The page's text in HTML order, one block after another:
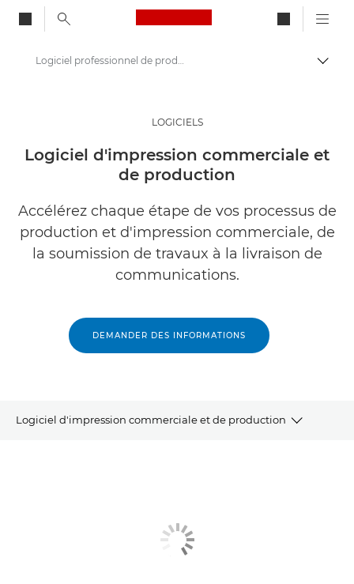
Canon Logo, back to
Produits professionnels
Logiciels professionnels
Logiciel professionnel de production et d'impression commerciale
LOGICIELS
Logiciel d'impression commerciale et
de production
Accélérez chaque étape de vos processus de
production et d'impression commerciale, de
la soumission de travaux à la livraison de
communications.
DEMANDER DES INFORMATIONS
Logiciel d'impression commerciale et de production
GESTION DES PERIPHERIQUES ET COMPTABILITE